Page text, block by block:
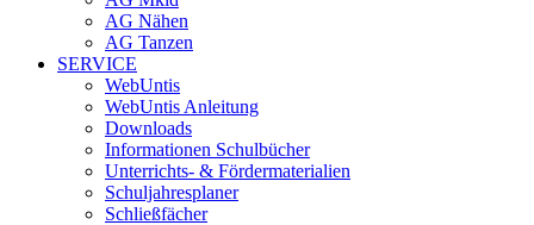
AG Nähen
AG Tanzen
SERVICE
WebUntis
WebUntis Anleitung
Downloads
Informationen Schulbücher
Unterrichts- & Fördermaterialien
Schuljahresplaner
Schließfächer